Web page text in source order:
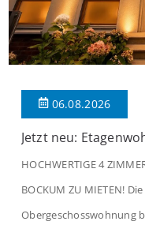
06.08.2026
Jetzt neu:
HOCHWERTIGE 4
BOCKUM ZU MIETEN!
Obergeschosswohnung